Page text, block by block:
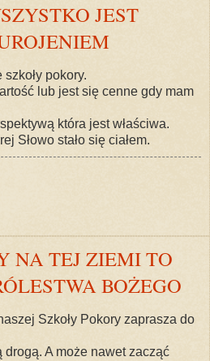
JEST
pokory.
lub jest się cenne gdy mam
która jest właściwa.
Słowo stało się ciałem.
NA TEJ ZIEMI TO
BOŻEGO
Szkoły Pokory zaprasza do
drogą. A może nawet zacząć